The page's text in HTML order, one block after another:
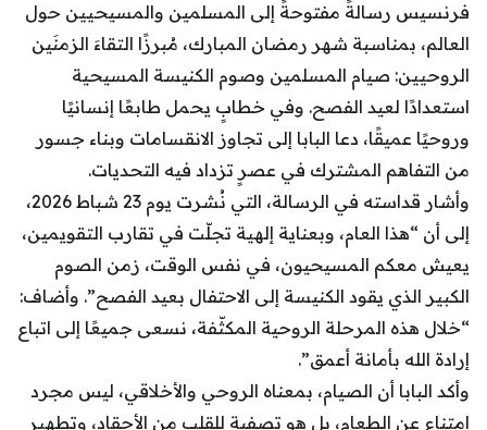
فرنسيس رسالةً مفتوحةً إلى المسلمين والمسيحيين حول
العالم، بمناسبة شهر رمضان المبارك، مُبرزًا التقاءَ الزمنَين
الروحيين: صيام المسلمين وصوم الكنيسة المسيحية
استعدادًا لعيد الفصح. وفي خطابٍ يحمل طابعًا إنسانيًا
وروحيًا عميقًا، دعا البابا إلى تجاوز الانقسامات وبناء جسور
من التفاهم المشترك في عصرٍ تزداد فيه التحديات.
وأشار قداسته في الرسالة، التي نُشرت يوم 23 شباط 2026،
إلى أن “هذا العام، وبعناية إلهية تجلّت في تقارب التقويمين،
يعيش معكم المسيحيون، في نفس الوقت، زمن الصوم
الكبير الذي يقود الكنيسة إلى الاحتفال بعيد الفصح”. وأضاف:
“خلال هذه المرحلة الروحية المكثّفة، نسعى جميعًا إلى اتباع
إرادة الله بأمانة أعمق”.
وأكد البابا أن الصيام، بمعناه الروحي والأخلاقي، ليس مجرد
امتناع عن الطعام، بل هو تصفية للقلب من الأحقاد، وتطهير